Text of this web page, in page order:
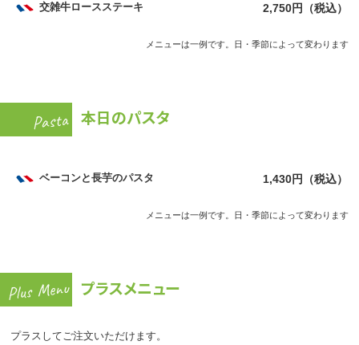
交雑牛ロースステーキ 2,750円（税込）
メニューは一例です。日・季節によって変わります
本日のパスタ
ベーコンと長芋のパスタ 1,430円（税込）
メニューは一例です。日・季節によって変わります
プラスメニュー
プラスしてご注文いただけます。